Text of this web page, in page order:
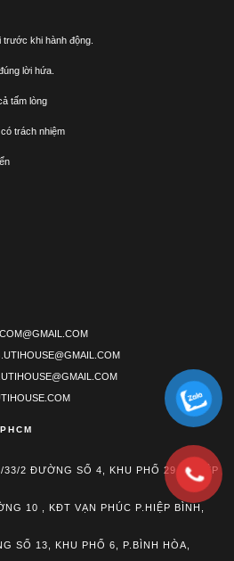
khi hành động.
lời hứa.
tấm lòng
trách nhiệm
2 ĐƯỜNG SỐ 4, KHU PHỐ 29, P.HIỆP
10 , KĐT VẠN PHÚC P.HIỆP BÌNH,
SỐ 13, KHU PHỐ 6, P.BÌNH HÒA,